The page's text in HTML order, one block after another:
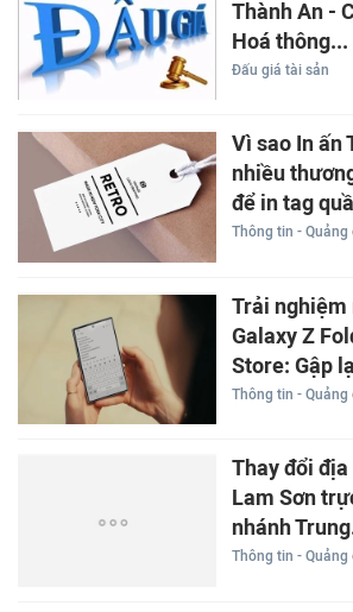
Thành An -
Hoá thông...
Đấu giá tài sản
Vì sao In ấn
nhiều
để in tag
Thông tin - Quảng
Trải nghiệm
Galaxy Z
Store: Gập
Thông tin - Quảng
Thay đổi
Lam Sơn
nhánh
Thông tin - Quảng